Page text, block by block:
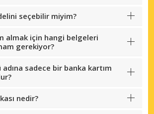
seçebilir miyim?
almak için hangi belgeleri
gerekiyor?
sadece bir banka kartım
nedir?